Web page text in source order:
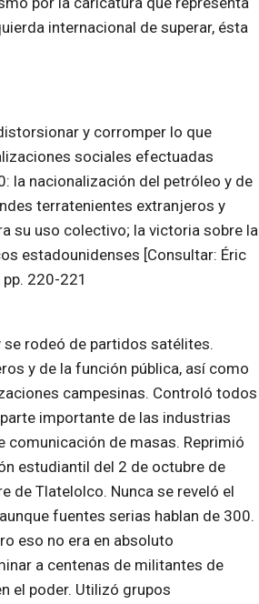
internacional de superar, ésta
y corromper lo que
sociales efectuadas
la nacionalización del petróleo y de
terratenientes extranjeros y
su uso colectivo; la victoria sobre la
estadounidenses [Consultar: Éric
220-221
se rodeó de partidos satélites.
y de la función pública, así como
campesinas. Controló todos
importante de las industrias
de masas. Reprimió
estudiantil del 2 de octubre de
de Tlatelolco. Nunca se reveló el
fuentes serias hablan de 300.
eso no era en absoluto
a centenas de militantes de
el poder. Utilizó grupos